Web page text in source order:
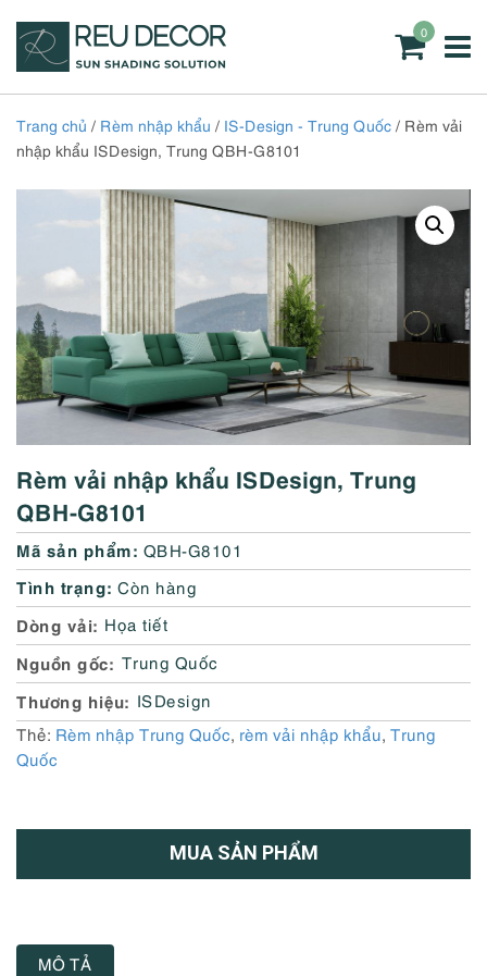
0
Trang chủ / Rèm nhập khẩu / IS-Design - Trung Quốc / Rèm vải
nhập khẩu ISDesign, Trung QBH-G8101
Rèm vải nhập khẩu ISDesign, Trung
QBH-G8101
Mã sản phẩm: QBH-G8101
Tình trạng: Còn hàng
Dòng vải Họa tiết
Nguồn gốc Trung Quốc
Thương hiệu
ISDesign
Thẻ: Rèm nhập Trung Quốc, rèm vải nhập khẩu, Trung
Quốc
MUA SẢN PHẨM
MÔ TẢ